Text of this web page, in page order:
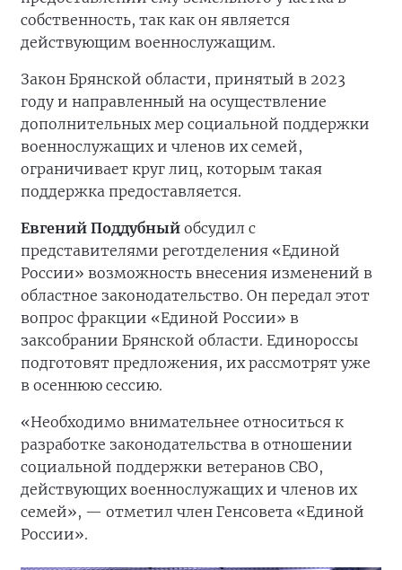
собственность, так как он является
действующим военнослужащим.
Закон Брянской области, принятый в 2023
году и направленный на осуществление
дополнительных мер социальной поддержки
военнослужащих и членов их семей,
ограничивает круг лиц, которым такая
поддержка предоставляется.
Евгений Поддубный обсудил с
представителями реготделения «Единой
России» возможность внесения изменений в
областное законодательство. Он передал этот
вопрос фракции «Единой России» в
заксобрании Брянской области. Единороссы
подготовят предложения, их рассмотрят уже
в осеннюю сессию.
«Необходимо внимательнее относиться к
разработке законодательства в отношении
социальной поддержки ветеранов СВО,
действующих военнослужащих и членов их
семей», — отметил член Генсовета «Единой
России».